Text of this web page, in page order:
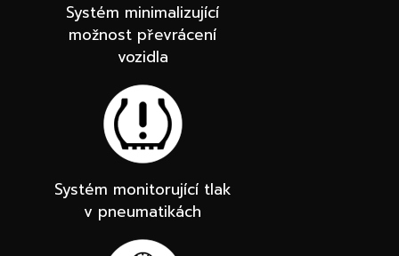
Systém minimalizující
možnost převrácení
vozidla
Systém monitorující tlak
v pneumatikách